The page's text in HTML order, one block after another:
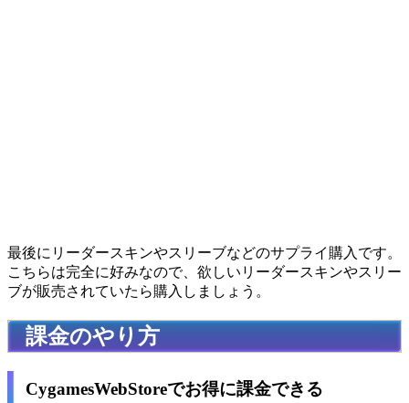
最後にリーダースキンやスリーブなどのサプライ購入です。
こちらは完全に好みなので、欲しいリーダースキンやスリー
ブが販売されていたら購入しましょう。
課金のやり方
CygamesWebStoreでお得に課金できる